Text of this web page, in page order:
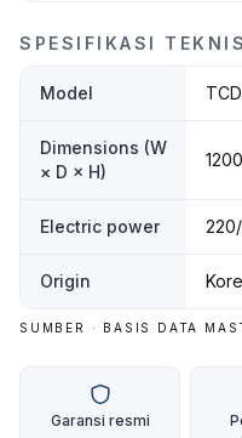
SPESIFIKASI TEKNIS
Model
Dimensions (W
× D × H)
Electric power
Origin
SUMBER · BASIS DATA
Garansi resmi